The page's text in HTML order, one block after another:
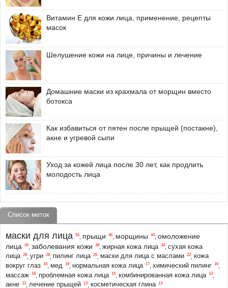
Витамин Е для кожи лица, применение, рецепты
масок
Шелушение кожи на лице, причины и лечение
Домашние маски из крахмала от морщин вместо
ботокса
Как избавиться от пятен после прыщей (постакне),
акне и угревой сыпи
Уход за кожей лица после 30 лет, как продлить
молодость лица
Список меток
маски для лица 91 прыщи 46 морщины 44, омоложение
лица
40, заболевания кожи 39 жирная кожа лица 34, сухая кожа
лица 28 угри 28 пилинг лица 26 маски для лица с маслами 22
кожа
вокруг глаз 19 мед 19 нормальная кожа лица 17 химический пилинг 16
массаж 16 проблемная кожа лица 15 комбинированная кожа лица 13
акне 13 лечение прыщей 13 косметическая глина 13